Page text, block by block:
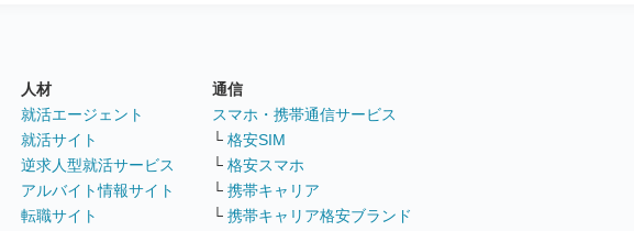
人材
就活エージェント
就活サイト
逆求人型就活サービス
アルバイト情報サイト
転職サイト
通信
スマホ・携帯通信サービス
└ 格安SIM
└ 格安スマホ
└ 携帯キャリア
└ 携帯キャリア格安ブランド